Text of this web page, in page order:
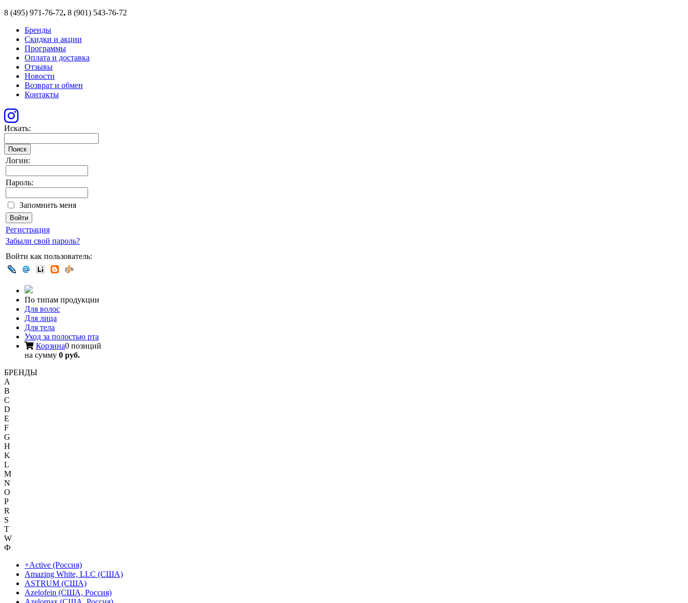
8 (495) 971-76-72, 8 (901) 543-76-72
Бренды
Скидки и акции
Программы
Оплата и доставка
Отзывы
Новости
Возврат и обмен
Контакты
Искать:
Поиск
Логин:
Пароль:
Запомнить меня
Регистрация
Забыли свой пароль?
Войти как пользователь:
По типам продукции
Для волос
Для лица
Для тела
Уход за полостью рта
Корзина0 позиций
на сумму 0 руб.
БРЕНДЫ
A
B
C
D
E
F
G
H
K
L
M
N
O
P
R
S
T
W
Ф
+Active (Россия)
Amazing White, LLC (США)
ASTRUM (США)
Azelofein (США, Россия)